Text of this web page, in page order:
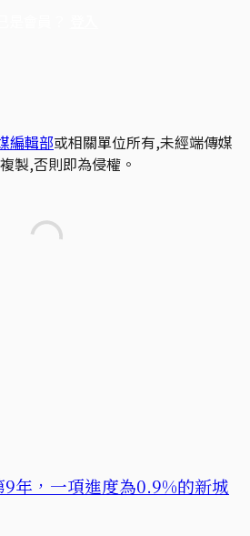
編輯部或相關單位所有,未經端傳媒
製,否則即為侵權。
年，一項進度為0.9%的新城